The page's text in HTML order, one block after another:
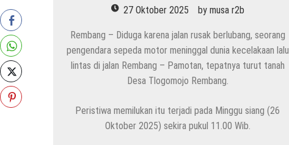
27 Oktober 2025 by musa r2b
Rembang – Diduga karena jalan rusak berlubang, seorang
pengendara sepeda motor meninggal dunia kecelakaan lalu
lintas di jalan Rembang – Pamotan, tepatnya turut tanah
Desa Tlogomojo Rembang.
Peristiwa memilukan itu terjadi pada Minggu siang (26
Oktober 2025) sekira pukul 11.00 Wib.